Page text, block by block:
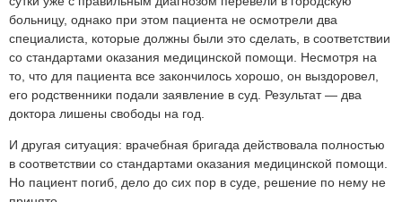
больницу, однако при этом пациента не осмотрели два
специалиста, которые должны были это сделать, в соответствии
со стандартами оказания медицинской помощи. Несмотря на
то, что для пациента все закончилось хорошо, он выздоровел,
его родственники подали заявление в суд. Результат — два
доктора лишены свободы на год.
И другая ситуация: врачебная бригада действовала полностью
в соответствии со стандартами оказания медицинской помощи.
Но пациент погиб, дело до сих пор в суде, решение по нему не